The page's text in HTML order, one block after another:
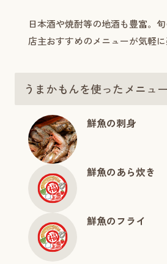
日本酒や焼酎等の地酒も豊富。
店主おすすめのメニューが気軽に
うまかもんを使ったメニュ
鮮魚の刺身
鮮魚のあら炊き
鮮魚のフライ